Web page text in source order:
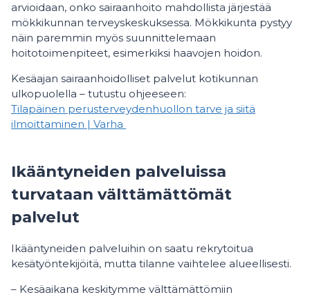
arvioidaan, onko sairaanhoito mahdollista järjestää
mökkikunnan terveyskeskuksessa. Mökkikunta pystyy
näin paremmin myös suunnittelemaan
hoitotoimenpiteet, esimerkiksi haavojen hoidon.
Kesäajan sairaanhoidolliset palvelut kotikunnan
ulkopuolella – tutustu ohjeeseen:
Tilapäinen perusterveydenhuollon tarve ja siitä
ilmoittaminen | Varha
Ikääntyneiden palveluissa
turvataan välttämättömät
palvelut
Ikääntyneiden palveluihin on saatu rekrytoitua
kesätyöntekijöitä, mutta tilanne vaihtelee alueellisesti.
– Kesäaikana keskitymme välttämättömiin